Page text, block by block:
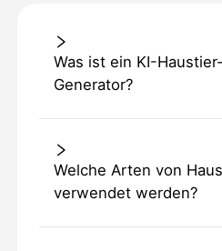
Was ist ein KI-
Generator?
Welche Arten von
verwendet werden?